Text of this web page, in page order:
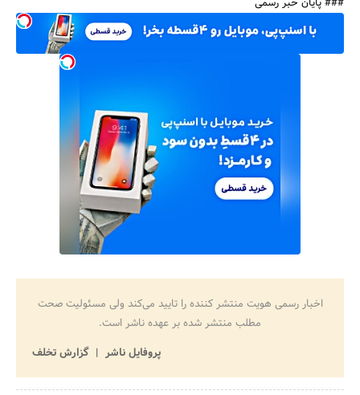
### پایان خبر رسمی
اخبار رسمی هویت منتشر کننده را تایید می‌کند ولی مسئولیت صحت
مطلب منتشر شده بر عهده ناشر است.
پروفایل ناشر
گزارش تخلف